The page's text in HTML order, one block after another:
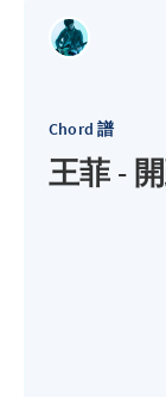
Chord 譜
王菲 -